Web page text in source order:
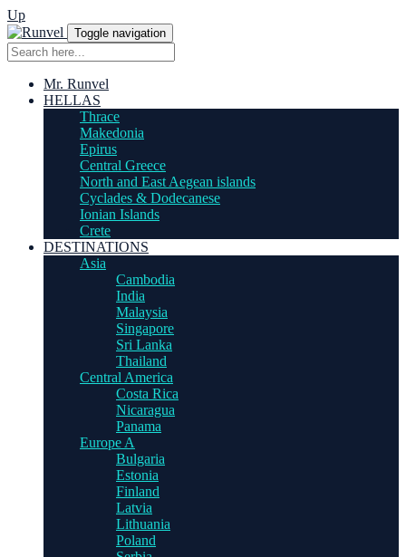
Up
Toggle navigation
Mr. Runvel
HELLAS
Thrace
Makedonia
Epirus
Central Greece
North and East Aegean islands
Cyclades & Dodecanese
Ionian Islands
Crete
DESTINATIONS
Asia
Cambodia
India
Malaysia
Singapore
Sri Lanka
Thailand
Central America
Costa Rica
Nicaragua
Panama
Europe A
Bulgaria
Estonia
Finland
Latvia
Lithuania
Poland